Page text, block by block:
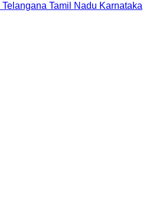
Telangana Tamil Nadu Karnataka